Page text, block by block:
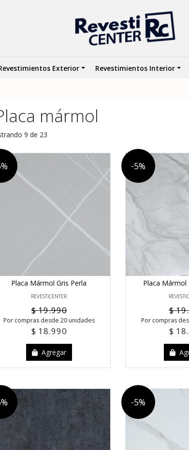
Exterior Revestimientos Interior
mármol
9 de 23
Placa Mármol Gris Perla
REVESTICENTER
$ 19.990
Por compras desde 20 unidades
$ 18.990
Agregar
-5%
Placa Mármol
$
Por compras
$
-5%